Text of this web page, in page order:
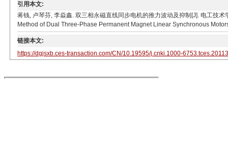
引用本文:
蒋钱, 卢琴芬, 李焱鑫. 双三相永磁直线同步电机的推力波动及抑制[J]. 电工技
Method of Dual Three-Phase Permanent Magnet Linear Synchronous
链接本文:
https://dgjsxb.ces-transaction.com/CN/10.19595/j.cnki.1000-